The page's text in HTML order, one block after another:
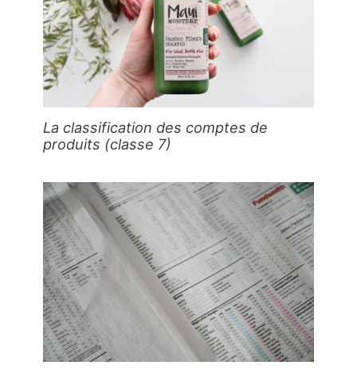
La classification des comptes de
produits (classe 7)